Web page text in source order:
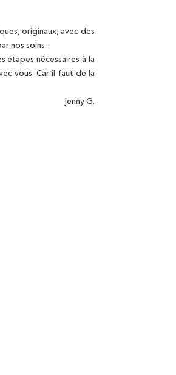
originaux, avec des
nos soins.
étapes nécessaires à la
vous. Car il faut de la
Jenny G.